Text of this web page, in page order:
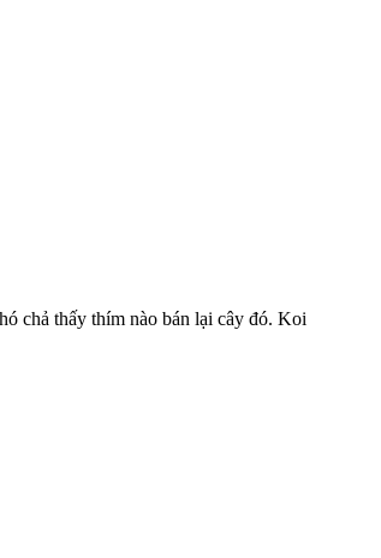
chả thấy thím nào bán lại cây đó. Koi